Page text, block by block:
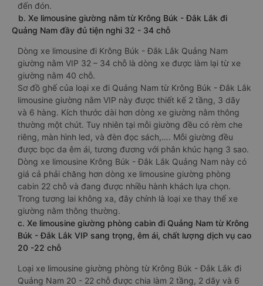
đến đón.
b. Xe limousine giường nằm từ Krông Búk - Đắk Lắk đi
Quảng Nam đầy đủ tiện nghi 32 - 34 chỗ
Dòng xe limousine đi Krông Búk - Đắk Lắk Quảng Nam
giường nằm VIP 32 – 34 chỗ là dòng xe được làm lại từ xe
giường nằm 40 chỗ.
Sơ đồ ghế của loại xe đi Quảng Nam từ Krông Búk - Đắk Lắk
limousine giường nằm VIP này được thiết kế 2 tầng, 3 dãy
và 6 hàng. Kích thước dài hơn dòng xe giường nằm thông
thường một chút. Tuy nhiên tại mỗi giường đều có rèm che
riêng, màn hình led, và đèn đọc sách,…. Mỗi giường đều
được bọc da êm ái, tương đương với phân khúc hạng 3 sao.
Dòng xe limousine Krông Búk - Đắk Lắk Quảng Nam này có
giá cả phải chăng hơn dòng xe limousine giường phòng
cabin 22 chỗ và đang được nhiều hành khách lựa chọn.
Trong tương lai không xa, đây chính là loại xe thay thế xe
giường nằm thông thường.
c. Xe limousine giường phòng cabin đi Quảng Nam từ Krông
Búk - Đắk Lắk VIP sang trọng, êm ái, chất lượng dịch vụ cao
20 -22 chỗ
Loại xe limousine giường phòng từ Krông Búk - Đắk Lắk đi
Quảng Nam 20 - 22 chỗ được chia làm 2 tầng, 2 dãy và 6